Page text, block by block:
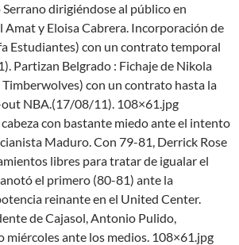
dirigiéndose al público en
Amat y Eloisa Cabrera. Incorporación de
Estudiantes) con un contrato temporal
Partizan Belgrado : Fichaje de Nikola
con un contrato hasta la
NBA.(17/08/11). 108×61.jpg
con bastante miedo ante el intento
Maduro. Con 79-81, Derrick Rose
libres para tratar de igualar el
el primero (80-81) ante la
reinante en el United Center.
de Cajasol, Antonio Pulido,
miércoles ante los medios. 108×61.jpg